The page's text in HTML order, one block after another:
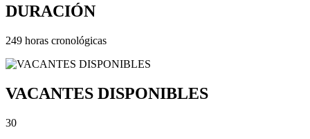
DURACIÓN
249 horas cronológicas
VACANTES DISPONIBLES
30